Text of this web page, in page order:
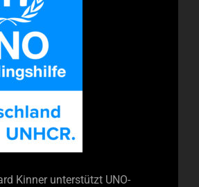
Kinner unterstützt UNO-